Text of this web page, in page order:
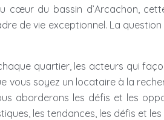
cœur du bassin d’Arcachon,
de vie exceptionnel. La
quartier, les acteurs qui
soyez un locataire à la
aborderons les défis et les
les tendances, les défis et